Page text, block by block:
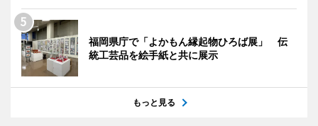
福岡県庁で「よかもん縁起物ひろば展」 伝
統工芸品を絵手紙と共に展示
もっと見る